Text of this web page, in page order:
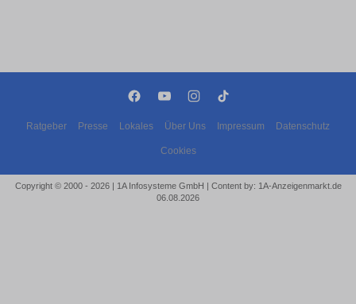
Ratgeber Presse Lokales Über Uns Impressum Datenschutz
Cookies
Copyright © 2000 - 2026 | 1A Infosysteme GmbH | Content by: 1A-Anzeigenmarkt.de
06.08.2026